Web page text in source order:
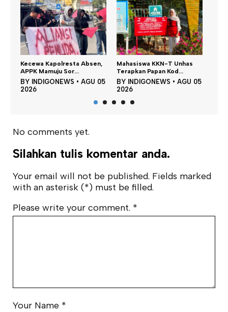
Mahasiswa KKN-T Unhas
Terapkan Papan Kod...
BYINDIGONEWS •AGU 05
2026
Satu DPO Pengeroyokan
SPBU Tapalang Dita...
BYINDIGONEWS •AGU 05
2026
No comments yet.
Silahkan tulis komentar anda.
Your email will not be published. Fields marked
with an asterisk (*) must be filled.
Please write your comment. *
Your Name *